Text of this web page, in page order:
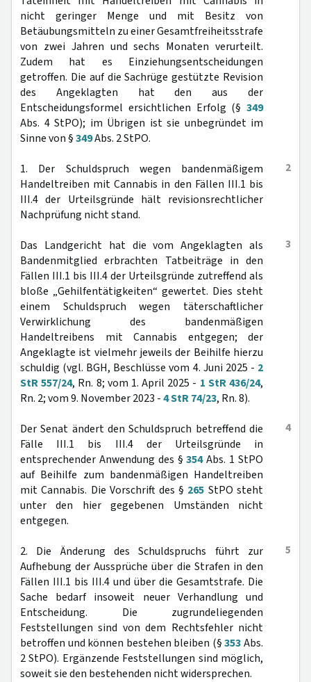
nicht geringer Menge und mit Besitz von
Betäubungsmitteln zu einer Gesamtfreiheitsstrafe
von zwei Jahren und sechs Monaten verurteilt.
Zudem hat es Einziehungsentscheidungen
getroffen. Die auf die Sachrüge gestützte Revision
des Angeklagten hat den aus der
Entscheidungsformel ersichtlichen Erfolg (§ 349
Abs. 4 StPO); im Übrigen ist sie unbegründet im
Sinne von §349Abs. 2 StPO.
2
1. Der Schuldspruch wegen bandenmäßigem
Handeltreiben mit Cannabis in den Fällen III.1 bis
III.4 der Urteilsgründe hält revisionsrechtlicher
Nachprüfung nicht stand.
3
Das Landgericht hat die vom Angeklagten als
Bandenmitglied erbrachten Tatbeiträge in den
Fällen III.1 bis III.4 der Urteilsgründe zutreffend als
bloße „Gehilfentätigkeiten“ gewertet. Dies steht
einem Schuldspruch wegen täterschaftlicher
Verwirklichung des bandenmäßigen
Handeltreibens mit Cannabis entgegen; der
Angeklagte ist vielmehr jeweils der Beihilfe hierzu
schuldig (vgl. BGH, Beschlüsse vom 4. Juni 2025 - 2
StR 557/24, Rn. 8; vom 1. April 2025 - 1 StR 436/24,
Rn. 2; vom 9. November 2023 -4 StR 74/23, Rn. 8).
4
Der Senat ändert den Schuldspruch betreffend die
Fälle III.1 bis III.4 der Urteilsgründe in
entsprechender Anwendung des §354Abs. 1 StPO
auf Beihilfe zum bandenmäßigen Handeltreiben
mit Cannabis. Die Vorschrift des § 265 StPO steht
unter den hier gegebenen Umständen nicht
entgegen.
5
2. Die Änderung des Schuldspruchs führt zur
Aufhebung der Aussprüche über die Strafen in den
Fällen III.1 bis III.4 und über die Gesamtstrafe. Die
Sache bedarf insoweit neuer Verhandlung und
Entscheidung. Die zugrundeliegenden
Feststellungen sind von dem Rechtsfehler nicht
betroffen und können bestehen bleiben (§353Abs.
2 StPO). Ergänzende Feststellungen sind möglich,
soweit sie den bestehenden nicht widersprechen.